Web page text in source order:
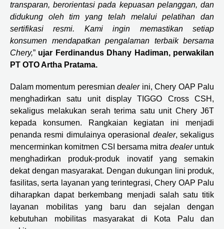
transparan, berorientasi pada kepuasan pelanggan, dan
didukung oleh tim yang telah melalui pelatihan dan
sertifikasi resmi. Kami ingin memastikan setiap
konsumen mendapatkan pengalaman terbaik bersama
Chery,” ujar Ferdinandus Dhany Hadiman, perwakilan
PT OTO Artha Pratama.
Dalam momentum peresmiandealerini, Chery OAP Palu
menghadirkan satu unit display TIGGO Cross CSH,
sekaligus melakukan serah terima satu unit Chery J6T
kepada konsumen. Rangkaian kegiatan ini menjadi
penanda resmi dimulainya operasional dealer, sekaligus
mencerminkan komitmen CSI bersama mitra dealeruntuk
menghadirkan produk-produk inovatif yang semakin
dekat dengan masyarakat. Dengan dukungan lini produk,
fasilitas, serta layanan yang terintegrasi, Chery OAP Palu
diharapkan dapat berkembang menjadi salah satu titik
layanan mobilitas yang baru dan sejalan dengan
kebutuhan mobilitas masyarakat di Kota Palu dan